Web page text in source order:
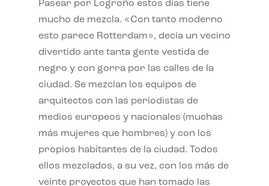
Pasear por Logroño estos días tiene
mucho de mezcla. «Con tanto moderno
esto parece Rotterdam», decía un vecino
divertido ante tanta gente vestida de
negro y con gorra por las calles de la
ciudad. Se mezclan los equipos de
arquitectos con las periodistas de
medios europeos y nacionales (muchas
más mujeres que hombres) y con los
propios habitantes de la ciudad. Todos
ellos mezclados, a su vez, con los más de
veinte proyectos que han tomado las